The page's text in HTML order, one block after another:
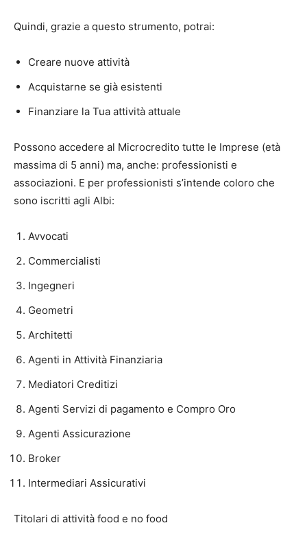
Quindi, grazie a questo strumento, potrai:
Creare nuove attività
Acquistarne se già esistenti
Finanziare la Tua attività attuale
Possono accedere al Microcredito tutte le Imprese (età
massima di 5 anni) ma, anche: professionisti e
associazioni. E per professionisti s’intende coloro che
sono iscritti agli Albi:
Avvocati
Commercialisti
Ingegneri
Geometri
Architetti
Agenti in Attività Finanziaria
Mediatori Creditizi
Agenti Servizi di pagamento e Compro Oro
Agenti Assicurazione
Broker
Intermediari Assicurativi
Titolari di attività food e no food